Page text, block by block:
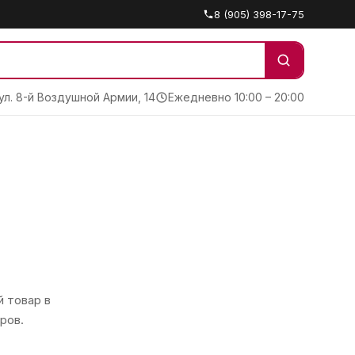
8 (905) 398-17-75
8-й Воздушной Армии, 14 Ежедневно 10:00 – 20:00
товар в